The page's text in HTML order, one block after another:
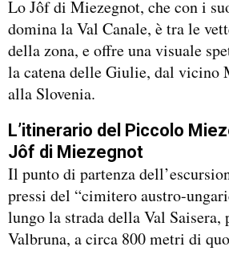
Lo Jôf di Miezegnot, che con i
domina la Val Canale, è tra le
della zona, e offre una visuale
la catena delle Giulie, dal vicino
alla Slovenia.
L’itinerario del Piccolo
Jôf di Miezegnot
Il punto di partenza
pressi del “cimitero austro-
lungo la strada della Val Saisera,
Valbruna, a circa 800 metri di